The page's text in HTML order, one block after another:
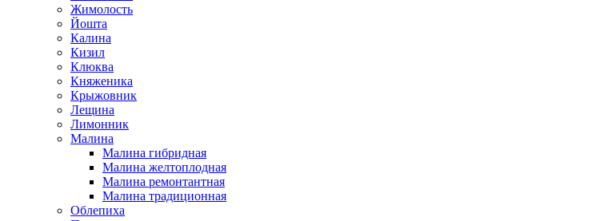
Жимолость
Йошта
Калина
Кизил
Клюква
Княженика
Крыжовник
Лещина
Лимонник
Малина
Малина гибридная
Малина желтоплодная
Малина ремонтантная
Малина традиционная
Облепиха